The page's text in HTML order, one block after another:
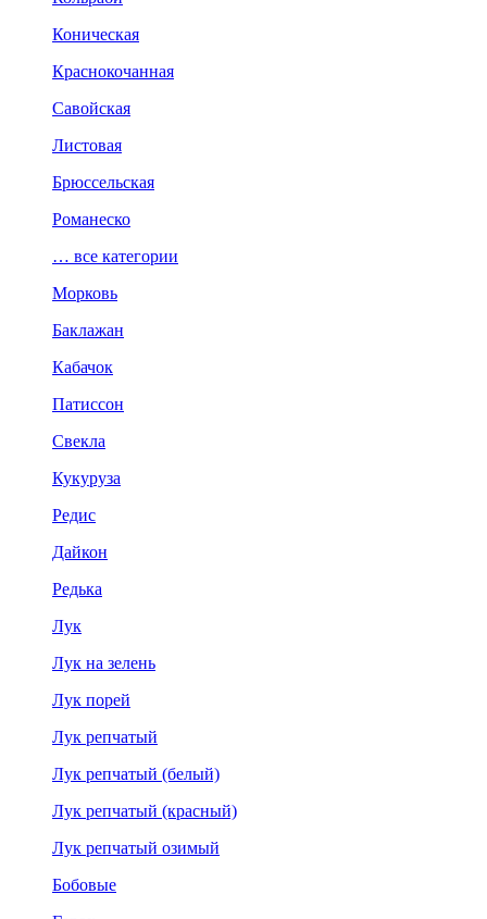
Коническая
Краснокочанная
Савойская
Листовая
Брюссельская
Романеско
… все категории
Морковь
Баклажан
Кабачок
Патиссон
Свекла
Кукуруза
Редис
Дайкон
Редька
Лук
Лук на зелень
Лук порей
Лук репчатый
Лук репчатый (белый)
Лук репчатый (красный)
Лук репчатый озимый
Бобовые